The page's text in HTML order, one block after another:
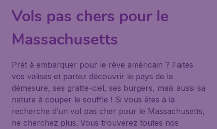
Vols pas chers pour le
Massachusetts
Prêt à embarquer pour le rêve américain ? Faites
vos valises et partez découvrir le pays de la
démesure, ses gratte-ciel, ses burgers, mais aussi sa
nature à couper le souffle ! Si vous êtes à la
recherche d’un vol pas cher pour le Massachusetts,
ne cherchez plus. Vous trouverez toutes nos